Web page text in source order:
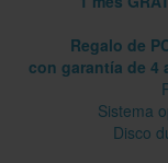
Regalo de
con garantía de 4
Sistema
Disco